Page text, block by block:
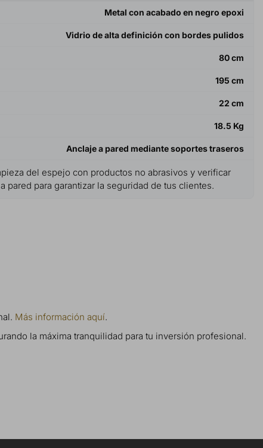
Metal con acabado en negro epoxi
Vidrio de alta definición con bordes pulidos
80 cm
195 cm
22 cm
18.5 Kg
Anclaje a pared mediante soportes traseros
del espejo con productos no abrasivos y verificar
pared para garantizar la seguridad de tus clientes.
Más información aquí.
la máxima tranquilidad para tu inversión profesional.